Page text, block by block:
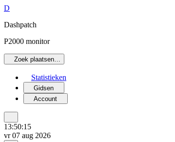
D
Dashpatch
P2000 monitor
Zoek plaatsen…
Statistieken
Gidsen
Account
13:50:15
vr 07 aug 2026